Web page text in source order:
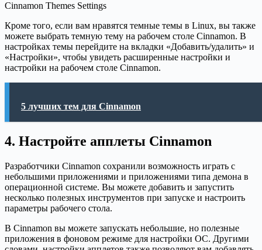
Cinnamon Themes Settings
Кроме того, если вам нравятся темные темы в Linux, вы также
можете выбрать темную тему на рабочем столе Cinnamon. В
настройках темы перейдите на вкладки «Добавить/удалить» и
«Настройки», чтобы увидеть расширенные настройки и
настройки на рабочем столе Cinnamon.
5 лучших тем для Cinnamon
4. Настройте апплеты Cinnamon
Разработчики Cinnamon сохранили возможность играть с
небольшими приложениями и приложениями типа демона в
операционной системе. Вы можете добавить и запустить
несколько полезных инструментов при запуске и настроить
параметры рабочего стола.
В Cinnamon вы можете запускать небольшие, но полезные
приложения в фоновом режиме для настройки ОС. Другими